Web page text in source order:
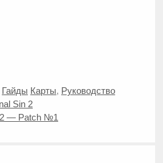
Гайды Метки
Карты, Руководство
Sin 2
2 — Patch №1